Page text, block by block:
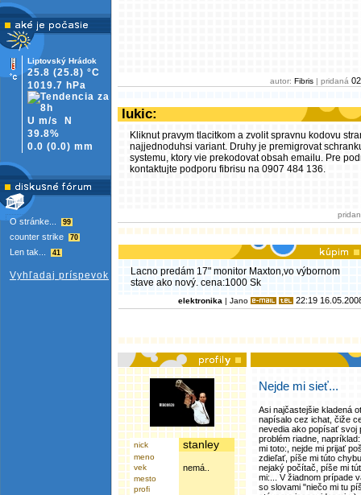
Liptovský Hrádok
25.8 (25.8) °C
1019.7 hPa
U m/s
N
39.8%
0.0 (0.0) mm
O stránke... 99
counter strike 70
Len tak... 41
Vyhľadaj príspevok
autor: Fibris | pridaná
lukic:
Kliknut pravym tlacitkom a zvolit spravnu kodovu
najjednoduhsi variant. Druhy je premigrovat
systemu, ktory vie prekodovat obsah emailu. Pre
kontaktujte podporu fibrisu na 0907 484 136.
Lacno predám 17" monitor Maxton,vo výbornom
stave ako nový. cena:1000 Sk
elektronika | Jano 22:19
nick stanley
meno
vek
nemá..
mesto
profi
Nejde mi sieť...
Asi najčastejšie kladená
napísalo cez ichat, čiže
nevedia ako popísať svoj
problém riadne,
mi toto:, nejde mi prijať
zdieľať, píše mi túto
nejaký počítač, píše mi
mi:... V žiadnom prípade
so slovami "niečo mi tu